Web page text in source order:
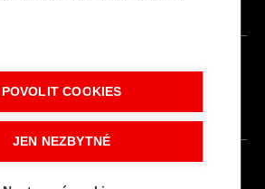
© 2026
POVOLIT COOKIES
JEN NEZBYTNÉ